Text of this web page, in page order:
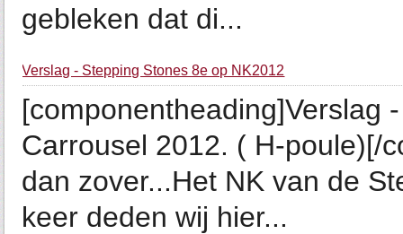
gebleken dat di...
Verslag - Stepping Stones 8e op NK2012
[componentheading]Verslag
Carrousel 2012. ( H-poule)[/
dan zover...Het NK van de
keer deden wij hier...